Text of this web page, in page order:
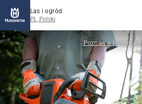
Las i ogród
PL, Polski
Poznawaj i odkrywaj